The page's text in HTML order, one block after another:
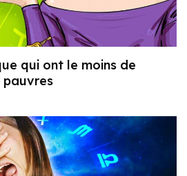
qui ont le moins de
pauvres